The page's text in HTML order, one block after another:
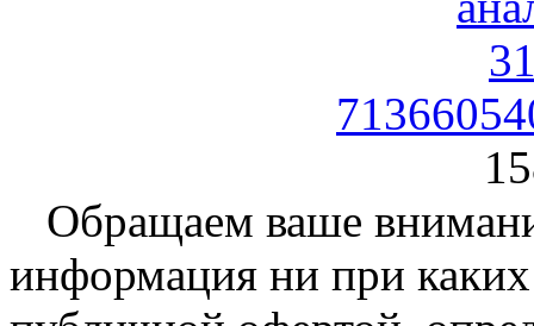
Обращаем ваше
информация ни при каких